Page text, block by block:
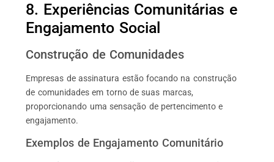
8. Experiências Comunitárias e
Engajamento Social
Construção de Comunidades
Empresas de assinatura estão focando na construção
de comunidades em torno de suas marcas,
proporcionando uma sensação de pertencimento e
engajamento.
Exemplos de Engajamento Comunitário